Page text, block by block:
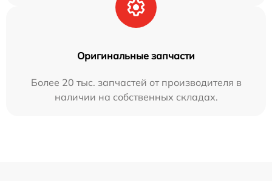
Оригинальные запчасти
Более 20 тыс. запчастей от производителя в
наличии на собственных складах.